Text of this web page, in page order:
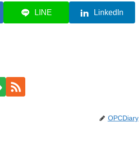
LINE LinkedIn
OPCDiary